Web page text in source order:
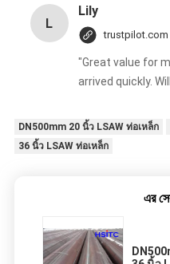
fantastic once
manual
sweet spot
eye strain during
recommend
once you dial in
adjustment is
taking the time
IPD correctly.
smooth, and
L
Lily
trustpilot.com
"Great value for
arrived quickly.
DN500mm 20 นิ้ว LSAW ท่อเหล็ก
36 นิ้ว LSAW ท่อเหล็ก
এর